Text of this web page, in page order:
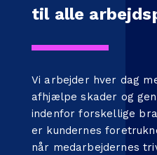
til alle
Vi arbejder hver dag
afhjælpe skader og
indenfor forskellige
er kundernes
når medarbejdernes